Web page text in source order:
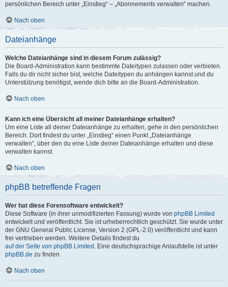
persönlichen Bereich unter „Einstieg“ – „Abonnements verwalten“ machen.
Nach oben
Dateianhänge
Welche Dateianhänge sind in diesem Forum zulässig?
Die Board-Administration kann bestimmte Dateitypen zulassen oder verbieten.
Falls du dir nicht sicher bist, welche Dateitypen du anhängen kannst und du
Unterstützung benötigst, wende dich bitte an die Board-Administration.
Nach oben
Kann ich eine Übersicht all meiner Dateianhänge erhalten?
Um eine Liste all deiner Dateianhänge zu erhalten, gehe in den persönlichen
Bereich. Dort findest du unter „Einstieg“ einen Punkt „Dateianhänge
verwalten“, über den du eine Liste deiner Dateianhänge erhalten und diese
verwalten kannst.
Nach oben
phpBB betreffende Fragen
Wer hat diese Forensoftware entwickelt?
Diese Software (in ihrer unmodifizierten Fassung) wurde von phpBB Limited
entwickelt und veröffentlicht. Sie ist urheberrechtlich geschützt. Sie wurde unter
der GNU General Public License, Version 2 (GPL-2.0) veröffentlicht und kann
frei vertrieben werden. Weitere Details findest du
auf der Seite von phpBB Limited . Eine deutschsprachige Anlaufstelle ist unter
phpBB.de zu finden.
Nach oben